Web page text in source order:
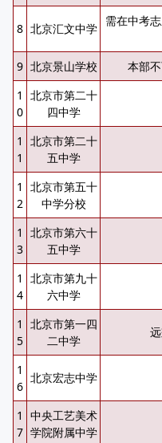
8 北京汇文中学
需在中考
9 北京景山学校
本部
1
0
北京市第二十
四中学
1
1
北京市第二十
五中学
1
2
北京市第五十
中学分校
1
3
北京市第六十
五中学
1
4
北京市第九十
六中学
1
5
北京市第一四
二中学
1
6
北京宏志中学
1
7
中央工艺美术
学院附属中学